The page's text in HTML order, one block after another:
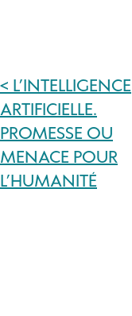
NAVIGATION
DE
L’ARTICLE
< L’INTELLIGENCE
ARTIFICIELLE.
PROMESSE OU
MENACE POUR
L’HUMANITÉ